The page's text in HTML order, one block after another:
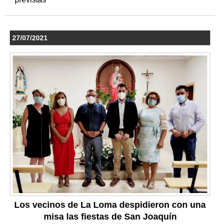
27/07/2021
Los vecinos de La Loma despidieron con una
misa las fiestas de San Joaquín